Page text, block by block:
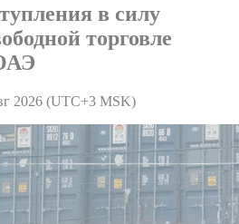
в силу
торговле
2026 (UTC+3 MSK)